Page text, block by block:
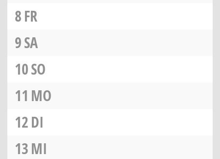
8FR
9SA
10SO
11 MO
12DI
13MI